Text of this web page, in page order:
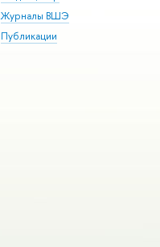
Журналы ВШЭ
Публикации